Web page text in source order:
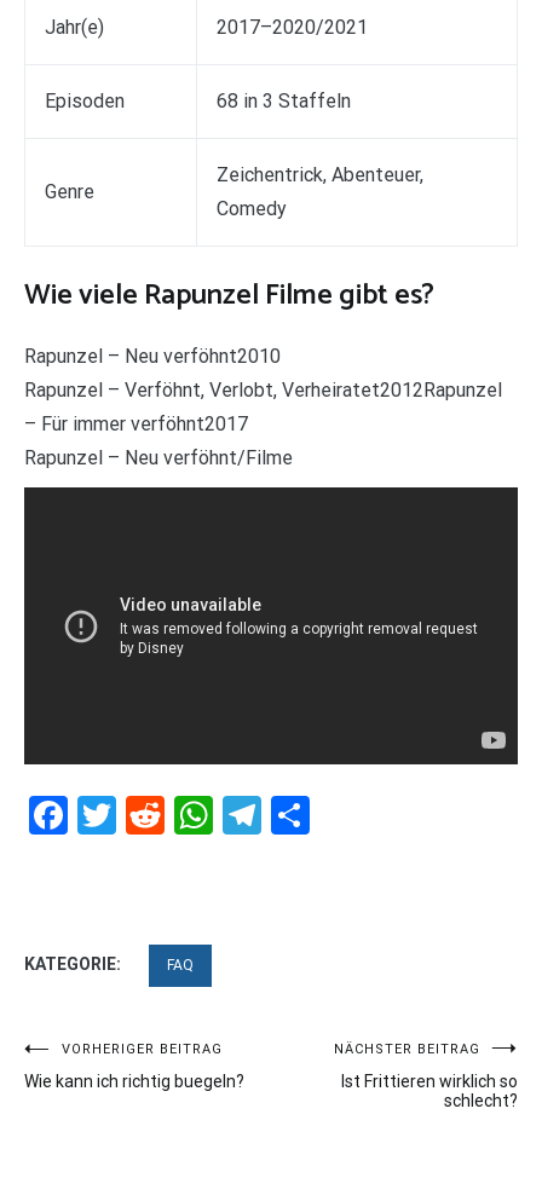
Jahr(e) 2017–2020/2021
Episoden 68 in 3 Staffeln
Genre
Zeichentrick, Abenteuer,
Comedy
Wie viele Rapunzel Filme gibt es?
Rapunzel – Neu verföhnt2010
Rapunzel – Verföhnt, Verlobt, Verheiratet2012Rapunzel
– Für immer verföhnt2017
Rapunzel – Neu verföhnt/Filme
Facebook
Twitter
RedditWhatsApp
Telegram
KATEGORIE: FAQ
Beitragsnavigation
VORHERIGER BEITRAG
Wie kann ich richtig buegeln?
NÄCHSTER BEITRAG
Ist Frittieren wirklich so
schlecht?